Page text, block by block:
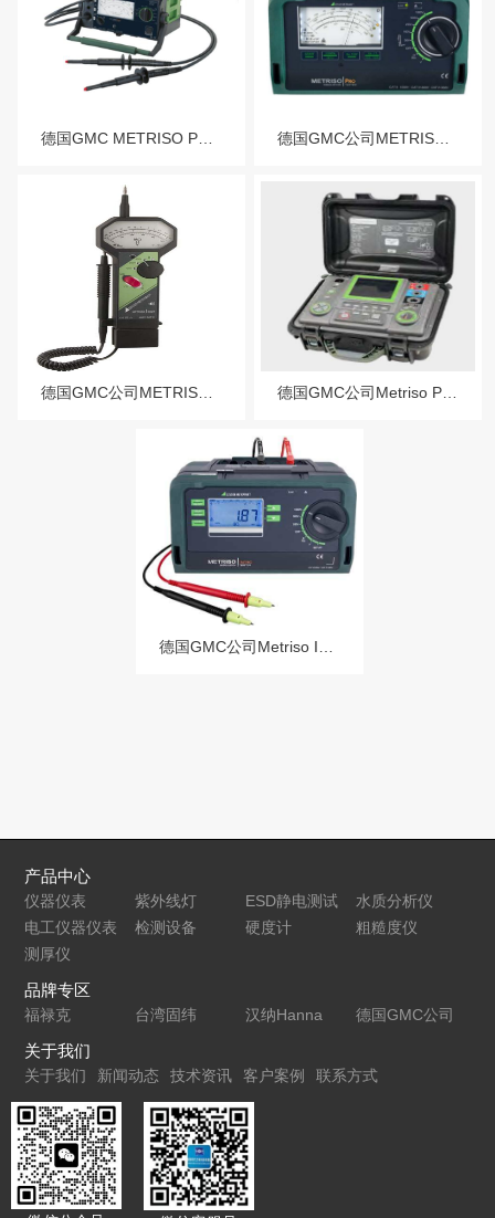
产品中心
仪器仪表 紫外线灯
ESD静电测试
仪
水质分析仪
电工仪器仪表
检测设备 硬度计
粗糙度仪
测厚仪
品牌专区
福禄克 台湾固纬 汉纳Hanna 德国GMC公司
关于我们
关于我们 新闻动态 技术资讯 客户案例 联系方式